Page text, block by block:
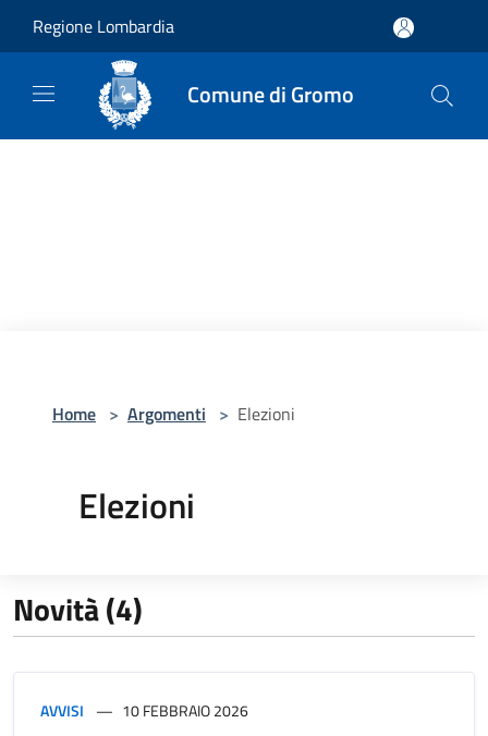
Regione Lombardia
Comune di Gromo
Home > Argomenti > Elezioni
Elezioni
Novità (4)
AVVISI 10 FEBBRAIO 2026